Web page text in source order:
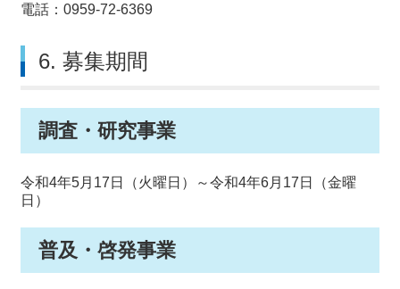
電話：0959-72-6369
6. 募集期間
調査・研究事業
令和4年5月17日（火曜日）～令和4年6月17日（金曜
日）
普及・啓発事業